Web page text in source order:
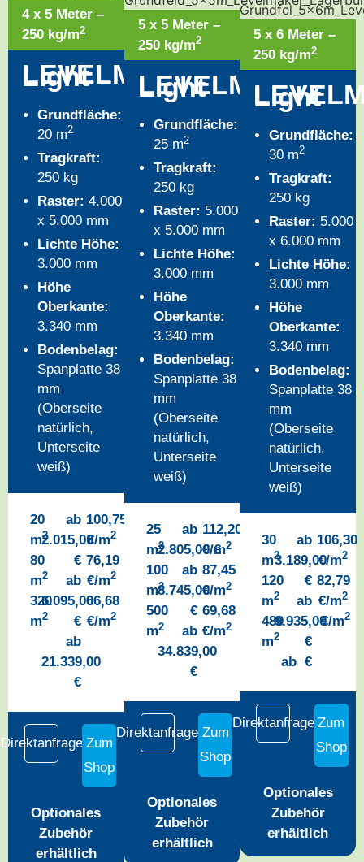
4 x 5 Meter –
250 kg/m2
LEVELMAKER®
Light
Grundfläche:
20 m2
Tragkraft:
250 kg
Raster: 4.000
x 5.000 mm
Lichte Höhe:
3.000 mm
Höhe
Oberkante:
3.340 mm
Bodenbelag:
Spanplatte 38
mm
(Oberseite
natürlich,
Unterseite
weiß)
20
m2
80
m2
320
m2
ab
2.015,00
€
ab
6.095,00
€
ab
21.339,00
€
100,75
€/m2
76,19
€/m2
66,68
€/m2
Direktanfrage Zum
Shop
Optionales
Zubehör
erhältlich
5 x 5 Meter –
250 kg/m2
LEVELMAKER®
Light
Grundfläche:
25 m2
Tragkraft:
250 kg
Raster: 5.000
x 5.000 mm
Lichte Höhe:
3.000 mm
Höhe
Oberkante:
3.340 mm
Bodenbelag:
Spanplatte 38
mm
(Oberseite
natürlich,
Unterseite
weiß)
25
m2
100
m2
500
m2
ab
2.805,00€
ab
8.745,00
€
ab
34.839,00
€
112,20
€/m2
87,45
€/m2
69,68
€/m2
Direktanfrage Zum
Shop
Optionales
Zubehör
erhältlich
5 x 6 Meter –
250 kg/m2
Light
Grundfläche:
30 m2
Tragkraft:
250 kg
Raster: 5.000
x 6.000 mm
Lichte Höhe:
3.000 mm
Höhe
Oberkante:
3.340 mm
Bodenbelag:
Spanplatte 38
mm
(Oberseite
natürlich,
Unterseite
weiß)
30
m2
120
m2
480
m2
ab
3.189,00
€
ab
9.935,00
€
ab €
106,30
€/m2
82,79
€/m2
€/m2
Direktanfrage Zum
Shop
Optionales
Zubehör
erhältlich